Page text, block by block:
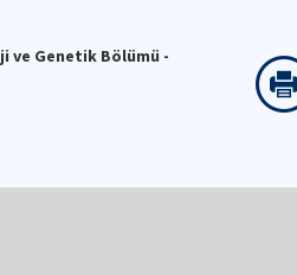
ve Genetik Bölümü -